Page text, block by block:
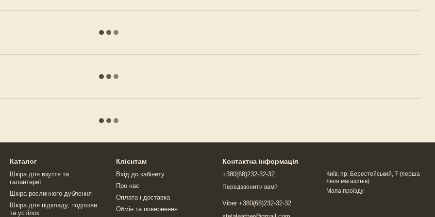
Каталог
Шкіра для взуття та
галантереї
Шкіра рослинного дублення
Шкіра для підкладу, подошви
та устілок
Клієнтам
Вхід до кабінету
Про нас
Оплата і доставка
Обмін та повернення
Контактна інформація
+380(68)232-32-32
Передзвонити вам?
Viber +380(68)232-32-32
Київ, пр. Берестейський, 7 (перша
лінія магазинів)
Мапа проїзду